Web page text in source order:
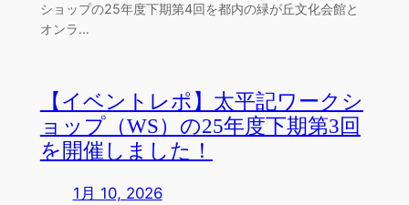
ショップの25年度下期第4回を都内の緑が丘文化会館と
オンラ…
【イベントレポ】太平記ワークシ
ョップ（WS）の25年度下期第3回
を開催しました！
1月 10, 2026